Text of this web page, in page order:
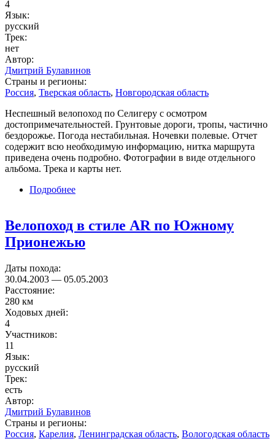
4
Язык:
русский
Трек:
нет
Автор:
Дмитрий Булавинов
Страны и регионы:
Россия, Тверская область, Новгородская область
Неспешный велопоход по Селигеру с осмотром
достопримечательностей. Грунтовые дороги, тропы, частично
бездорожье. Погода нестабильная. Ночевки полевые. Отчет
содержит всю необходимую информацию, нитка маршрута
приведена очень подробно. Фотографии в виде отдельного
альбома. Трека и карты нет.
Подробнее
Велопоход в стиле AR по Южному
Прионежью
Даты похода:
30.04.2003 — 05.05.2003
Расстояние:
280 км
Ходовых дней:
4
Участников:
11
Язык:
русский
Трек:
есть
Автор:
Дмитрий Булавинов
Страны и регионы:
Россия, Карелия, Ленинградская область, Вологодская область